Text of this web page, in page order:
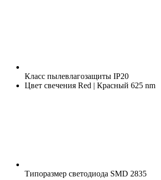
Класс пылевлагозащиты IP20
Цвет свечения Red | Красный 625 nm
Типоразмер светодиода SMD 2835